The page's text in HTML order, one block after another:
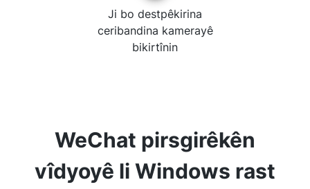
Ji bo destpêkirina
ceribandina kamerayê
bikirtînin
WeChat pirsgirêkên
vîdyoyê li Windows rast